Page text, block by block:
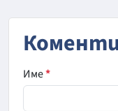
Име*